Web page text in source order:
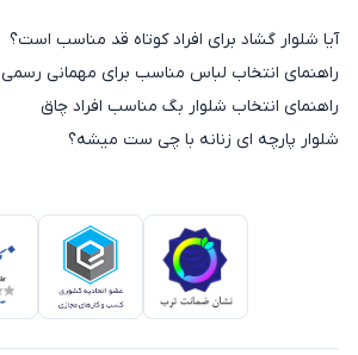
آیا شلوار گشاد برای افراد کوتاه قد مناسب است؟
راهنمای انتخاب لباس مناسب برای مهمانی رسمی
راهنمای انتخاب شلوار بگ مناسب افراد چاق
شلوار پارچه ای زنانه با چی ست میشه؟